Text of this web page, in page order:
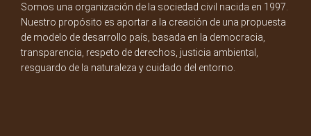
Somos una organización de la sociedad civil nacida en 1997.
Nuestro propósito es aportar a la creación de una propuesta
de modelo de desarrollo país, basada en la democracia,
transparencia, respeto de derechos, justicia ambiental,
resguardo de la naturaleza y cuidado del entorno.